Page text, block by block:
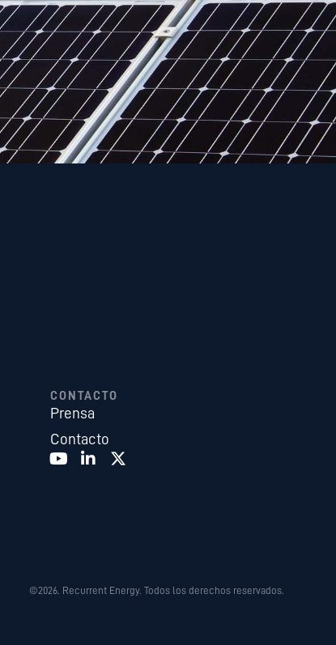
CONTACTO
Prensa
Contacto
©2026. Recurrent Energy. Todos los derechos reservados.